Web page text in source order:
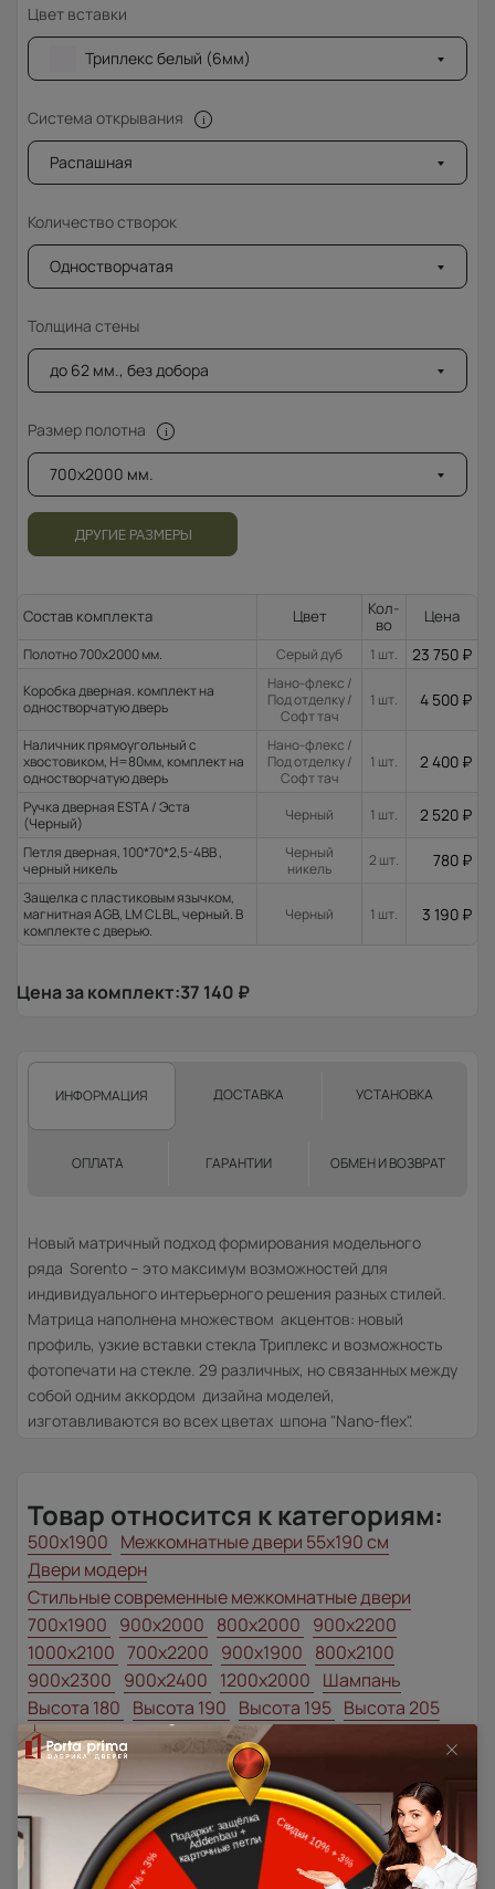
Цвет вставки
Триплекс белый (6мм)
Система открывания
Распашная
Количество створок
Одностворчатая
Толщина стены
до 62 мм., без добора
Размер полотна
700x2000 мм.
ДРУГИЕ РАЗМЕРЫ
Состав комплекта Цвет
Кол-
во
Цена
Полотно 700x2000 мм. Серый дуб 1 шт. 23 750 ₽
Коробка дверная. комплект на
одностворчатую дверь
Нано-флекс /
Под отделку /
Софт тач
1 шт. 4 500 ₽
Наличник прямоугольный с
хвостовиком, H=80мм, комплект на
одностворчатую дверь
Нано-флекс /
Под отделку /
Софт тач
1 шт. 2 400 ₽
Ручка дверная ESTA / Эста
(Черный)
Черный 1 шт. 2 520 ₽
Петля дверная, 100*70*2,5-4ВВ ,
черный никель
Черный
никель
2 шт. 780 ₽
Защелка с пластиковым язычком,
магнитная AGB, LM CL BL, черный. В
комплекте с дверью.
Черный 1 шт. 3 190 ₽
Цена за комплект:37 140 ₽
ИНФОРМАЦИЯ ДОСТАВКА УСТАНОВКА
ОПЛАТА ГАРАНТИИ ОБМЕН И ВОЗВРАТ
Новый матричный подход формирования модельного
ряда Sorento – это максимум возможностей для
индивидуального интерьерного решения разных стилей.
Матрица наполнена множеством акцентов: новый
профиль, узкие вставки стекла Триплекс и возможность
фотопечати на стекле. 29 различных, но связанных между
собой одним аккордом дизайна моделей,
изготавливаются во всех цветах шпона "Nano-flex".
Товар относится к категориям:
500x1900 Межкомнатные двери 55х190 см
Двери модерн
Стильные современные межкомнатные двери
700x1900 900x2000 800x2000 900x2200
1000x2100 700x2200 900x1900 800x2100
900x2300 900x2400 1200x2000 Шампань
Высота 180 Высота 190 Высота 195 Высота 205
Наши преимущества